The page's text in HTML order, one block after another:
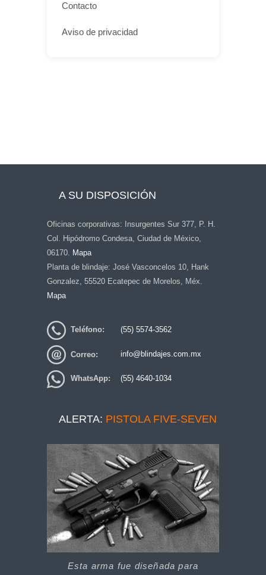
Contacto
Aviso de privacidad
A SU DISPOSICIÓN
Oficinas corporativas: Insurgentes Sur 377, P. H.
Col. Hipódromo Condesa, Ciudad de México,
06170. Mapa
Planta de blindaje: José Vasconcelos 10, Hank
Gonzalez, 55520 Ecatepec de Morelos, Méx.
Mapa
Teléfono: (55) 5574-3562
Correo: info@blindajes.com.mx
WhatsApp: (55) 4640-1034
ALERTA: PISTOLA FIVE-SEVEN
Esta arma fue diseñada para